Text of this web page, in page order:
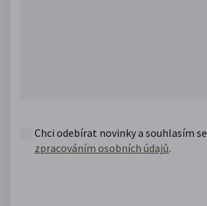
Chci odebírat novinky a souhlasím se
zpracováním osobních údajů.